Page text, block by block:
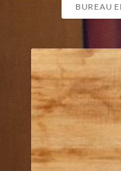
l’article